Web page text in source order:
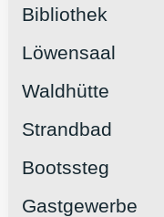
Bibliothek
Löwensaal
Waldhütte
Strandbad
Bootssteg
Gastgewerbe